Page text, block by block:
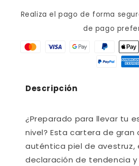
Realiza el pago de forma
de pago
Descripción
¿Preparado para llevar tu
nivel? Esta cartera de gran
auténtica piel de avestruz,
declaración de tendencia